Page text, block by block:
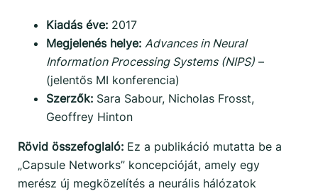
Kiadás éve: 2017
Megjelenés helye: Advances in Neural
Information Processing Systems (NIPS) –
(jelentős MI konferencia)
Szerzők: Sara Sabour, Nicholas Frosst,
Geoffrey Hinton
Rövid összefoglaló: Ez a publikáció mutatta be a
„Capsule Networks” koncepcióját, amely egy
merész új megközelítés a neurális hálózatok